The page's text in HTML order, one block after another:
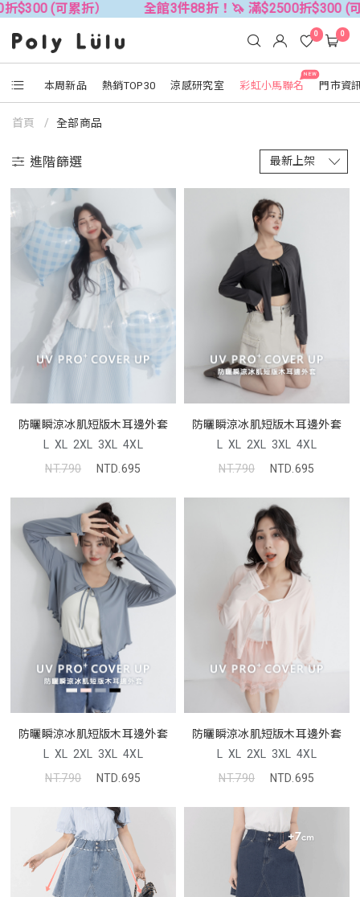
折） 全館3件88折！🦄 滿$2500折$300 (可累折）
本周新品 熱銷TOP30 涼感研究室
NEW
彩虹小馬聯名 門市資
0 0
首頁 全部商品
進階篩選
防曬瞬涼冰肌短版木耳邊外套
L XL 2XL 3XL 4XL
NT.790
NTD.695
防曬瞬涼冰肌短版木耳邊外套
L XL 2XL 3XL 4XL
NT.790
NTD.695
防曬瞬涼冰肌短版木耳邊外套
L XL 2XL 3XL 4XL
NT.790
NTD.695
防曬瞬涼冰肌短版木耳邊外套
L XL 2XL 3XL 4XL
NT.790
NTD.695